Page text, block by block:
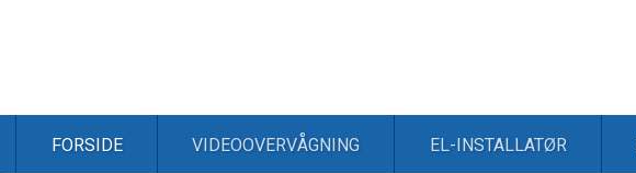
FORSIDE VIDEOOVERVÅGNING EL-INSTALLATØR